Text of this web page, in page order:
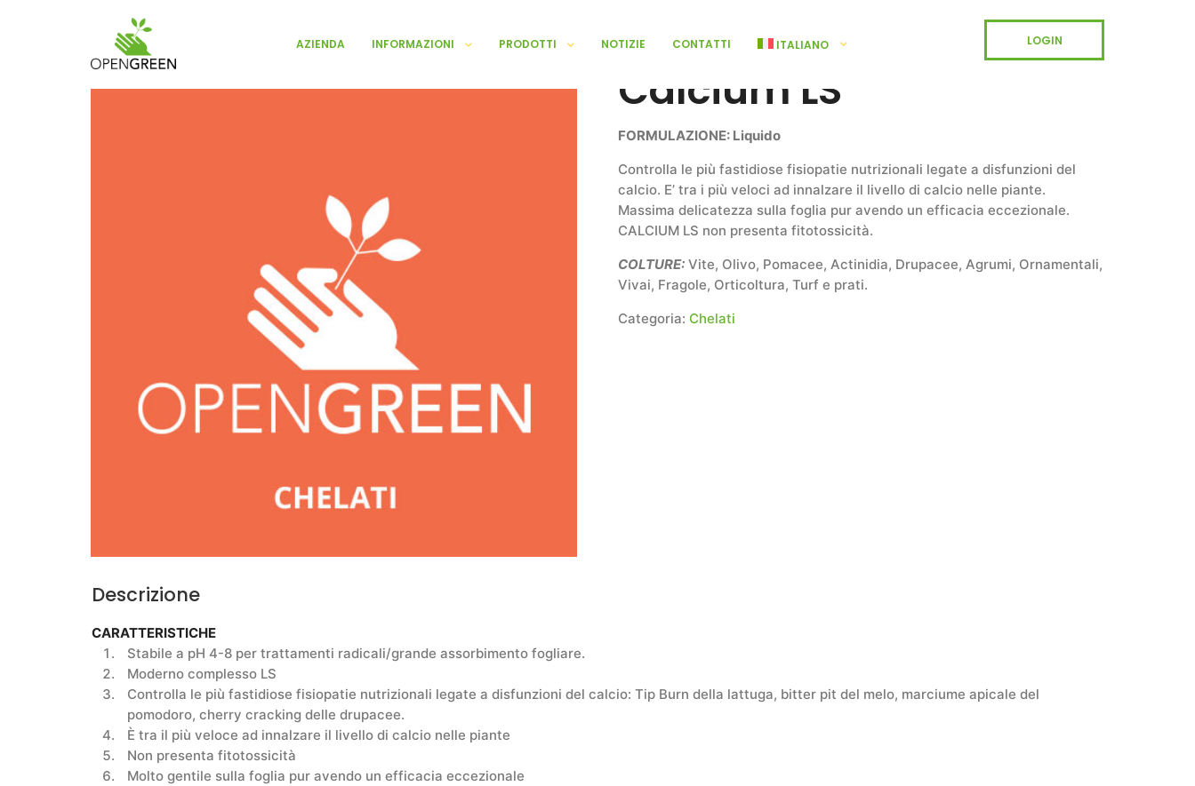
AZIENDA INFORMAZIONI PRODOTTI NOTIZIE CONTATTI ITALIANO LOGIN
Calcium LS
FORMULAZIONE: Liquido
Controlla le più fastidiose fisiopatie nutrizionali legate a disfunzioni del
calcio. E’ tra i più veloci ad innalzare il livello di calcio nelle piante.
Massima delicatezza sulla foglia pur avendo un efficacia eccezionale.
CALCIUM LS non presenta fitotossicità.
COLTURE:Vite, Olivo, Pomacee, Actinidia, Drupacee, Agrumi, Ornamentali,
Vivai, Fragole, Orticoltura, Turf e prati.
Categoria: Chelati
Descrizione
CARATTERISTICHE
Stabile a pH 4-8 per trattamenti radicali/grande assorbimento fogliare.
Moderno complesso LS
Controlla le più fastidiose fisiopatie nutrizionali legate a disfunzioni del calcio: Tip Burn della lattuga, bitter pit del melo, marciume apicale del
pomodoro, cherry cracking delle drupacee.
È tra il più veloce ad innalzare il livello di calcio nelle piante
Non presenta fitotossicità
Molto gentile sulla foglia pur avendo un efficacia eccezionale